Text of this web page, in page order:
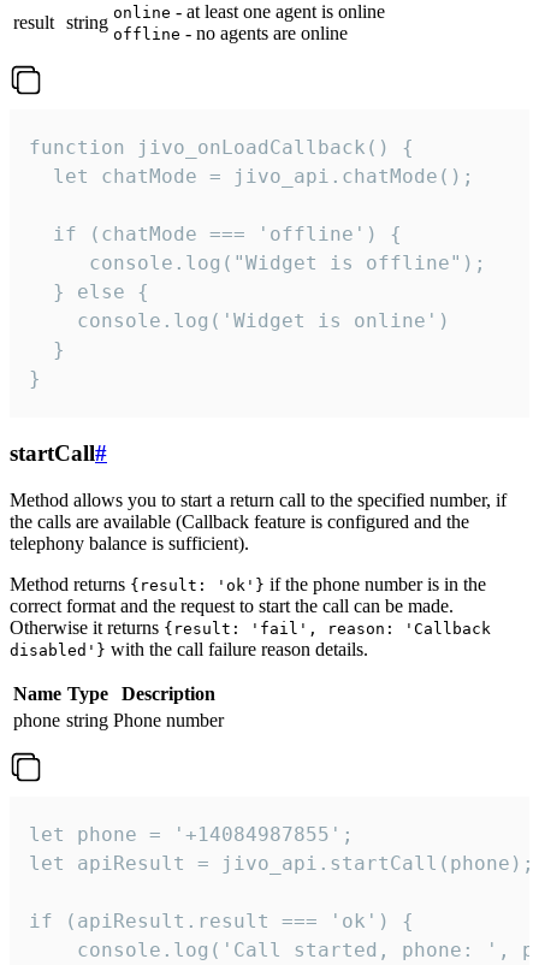
result string online - at least one agent is online
offline - no agents are online
function jivo_onLoadCallback() {
  let chatMode = jivo_api.chatMode();
  if (chatMode === 'offline') {
     console.log("Widget is offline");
  } else {
    console.log('Widget is online')
  }
}
startCall#
Method allows you to start a return call to the specified number, if
the calls are available (Callback feature is configured and the
telephony balance is sufficient).
Method returns {result: 'ok'} if the phone number is in the
correct format and the request to start the call can be made.
Otherwise it returns {result: 'fail', reason: 'Callback
disabled'} with the call failure reason details.
Name Type
Description
phone string Phone number
let phone = '+14084987855';
let apiResult = jivo_api.startCall(phone);
if (apiResult.result === 'ok') {
console.log('Call started, phone: ',